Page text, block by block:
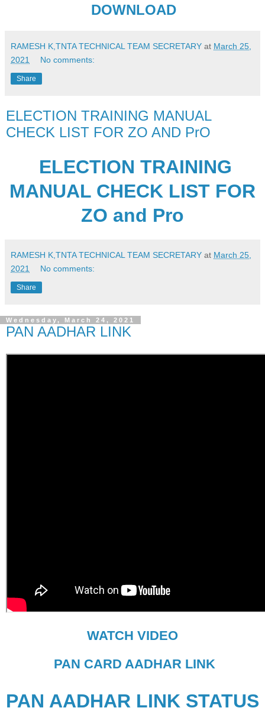
DOWNLOAD
RAMESH K,TNTA TECHNICAL TEAM SECRETARY at March 25,
2021
No comments:
Share
ELECTION TRAINING MANUAL
CHECK LIST FOR ZO AND PrO
ELECTION TRAINING
MANUAL CHECK LIST FOR
ZO and Pro
RAMESH K,TNTA TECHNICAL TEAM SECRETARY at March 25,
2021
No comments:
Share
Wednesday, March 24, 2021
PAN AADHAR LINK
WATCH VIDEO
PAN CARD AADHAR LINK
PAN AADHAR LINK STATUS